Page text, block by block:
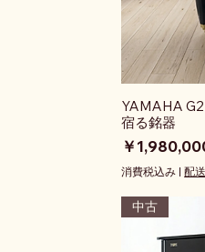
YAMAHA
宿る銘器
価格
￥
消費税込み |配
中古